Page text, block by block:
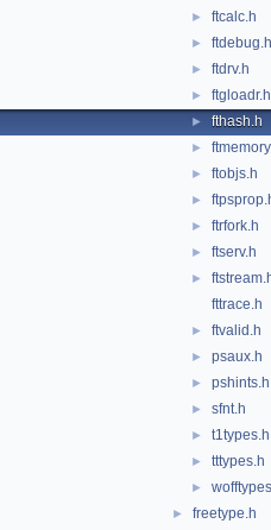
► ftcalc.h
► ftdebug.h
► ftdrv.h
► ftgloadr.h
► fthash.h
►
► ftobjs.h
►
► ftrfork.h
► ftserv.h
►
fttrace.h
► ftvalid.h
► psaux.h
► pshints.h
► sfnt.h
► t1types.h
► tttypes.h
►
► freetype.h